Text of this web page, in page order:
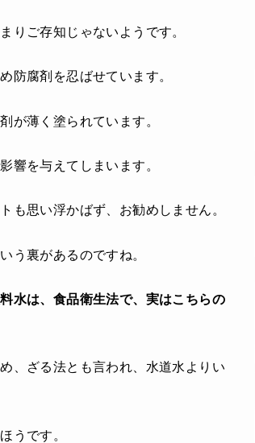
りご存知じゃないようです。
防腐剤を忍ばせています。
が薄く塗られています。
響を与えてしまいます。
も思い浮かばず、お勧めしません。
う裏があるのですね。
水は、食品衛生法で、実はこちらの
、ざる法とも言われ、水道水よりい
うです。